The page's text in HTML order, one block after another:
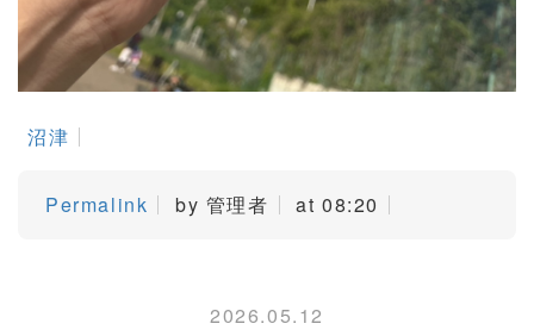
沼津
Permalink by 管理者 at 08:20
2026.05.12